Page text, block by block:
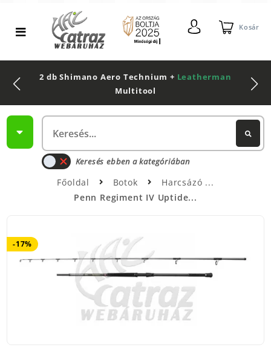
Kosár
2 db Shimano Aero Technium + Leatherman
Multitool
Keresés ebben a kategóriában
Főoldal Botok
Harcsázó
Penn Regiment IV Uptide...
-17%